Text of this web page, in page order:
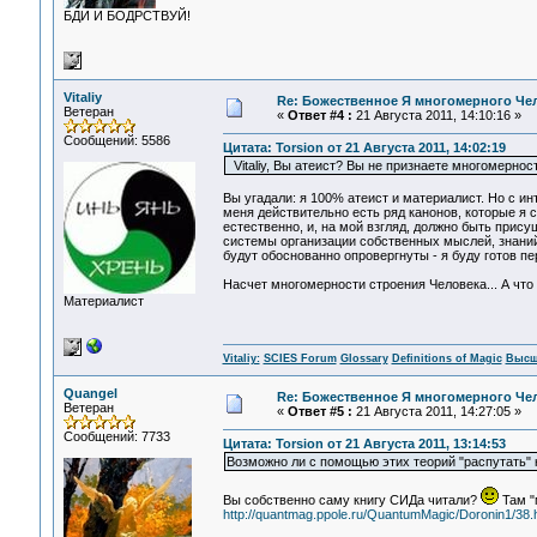
БДИ И БОДРСТВУЙ!
Vitaliy
Ветеран
Сообщений: 5586
Материалист
Re: Божественное Я многомерного
« Ответ #4 : 21 Августа 2011, 14:10:16 »
Цитата: Torsion от 21 Августа 2011, 14:02:19
Vitaliy, Вы атеист? Вы не признаете
Вы угадали: я 100% атеист и материалист. Но с
меня действительно есть ряд канонов, которые
естественно, и, на мой взгляд, должно быть
системы организации собственных мыслей,
будут обоснованно опровергнуты - я буду готов
Насчет многомерности строения Человека... А
Vitaliy: SCIES Forum Glossary Definitions of Magic
Quangel
Ветеран
Сообщений: 7733
Re: Божественное Я многомерного
« Ответ #5 : 21 Августа 2011, 14:27:05 »
Цитата: Torsion от 21 Августа 2011, 13:14:53
Возможно ли с помощью этих теорий
Вы собственно саму книгу СИДа читали?
Там
http://quantmag.ppole.ru/QuantumMagic/Doronin1/